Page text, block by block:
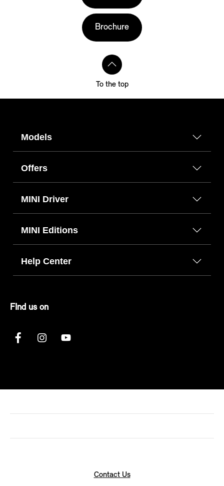
Brochure
To the top
Models
Offers
MINI Driver
MINI Editions
Help Center
FInd us on
Contact Us